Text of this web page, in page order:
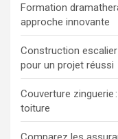
Formation
approche innovante
Construction
pour un projet réussi
Couverture zinguerie
toiture